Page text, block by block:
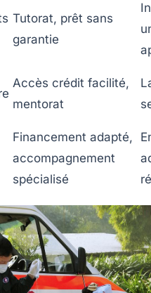
Tutorat, prêt sans
garantie
Accès crédit facilité,
mentorat
Financement adapté,
accompagnement
spécialisé